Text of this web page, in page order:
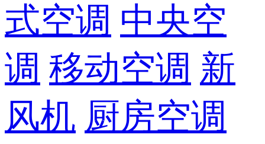
式空调 中央空
调 移动空调 新
风机 厨房空调